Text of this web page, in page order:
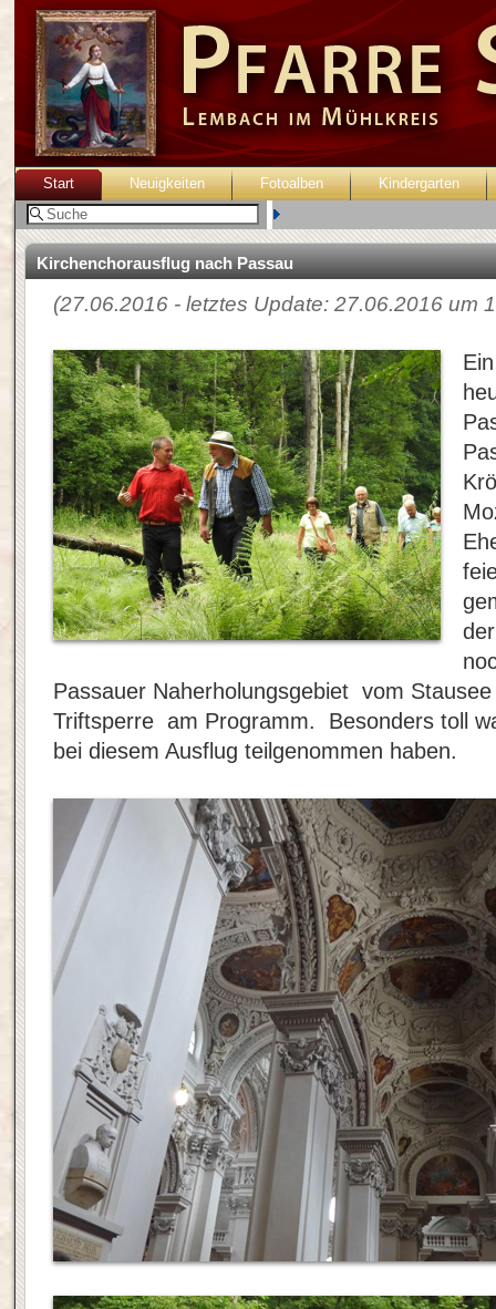
Start Neuigkeiten Fotoalben Kindergarten
Kirchenchorausflug nach Passau
(27.06.2016 - letztes Update: 27.06.2016 um
Passauer Naherholungsgebiet vom
Triftsperre am Programm. Besonders toll
bei diesem Ausflug teilgenommen haben.